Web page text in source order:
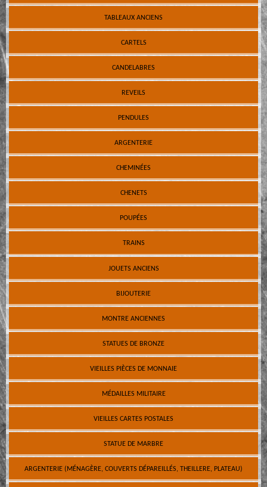
TABLEAUX ANCIENS
CARTELS
CANDELABRES
REVEILS
PENDULES
ARGENTERIE
CHEMINÉES
CHENETS
POUPÉES
TRAINS
JOUETS ANCIENS
BIJOUTERIE
MONTRE ANCIENNES
STATUES DE BRONZE
VIEILLES PIÈCES DE MONNAIE
MÉDAILLES MILITAIRE
VIEILLES CARTES POSTALES
STATUE DE MARBRE
ARGENTERIE (MÉNAGÈRE, COUVERTS DÉPAREILLÉS, THEILLERE, PLATEAU)